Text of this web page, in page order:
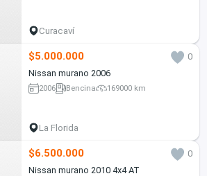
Curacaví
$5.000.000
0
Nissan murano 2006
2006 Bencina 169000 km
La Florida
$6.500.000
0
Nissan murano 2010 4x4 AT